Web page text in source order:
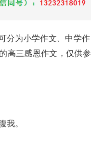
分为小学作文、中学作
高三感恩作文，仅供参
我。